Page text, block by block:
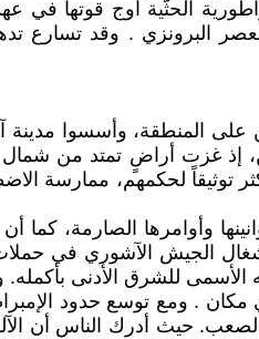
لكنها تدهورت خلال انهيار العصر
(عام 1307-1275 قبل الميلاد) سيطرة
إذ غزت أراضٍ تمتد من شمال
قبل الميلاد) وهي الفترة الأشهر والأكثر
وأوامرها الصارمة،
الجيش الآشوري في
للشرق الأدنى
ومع توسع حدود
حيث أدرك الناس أن